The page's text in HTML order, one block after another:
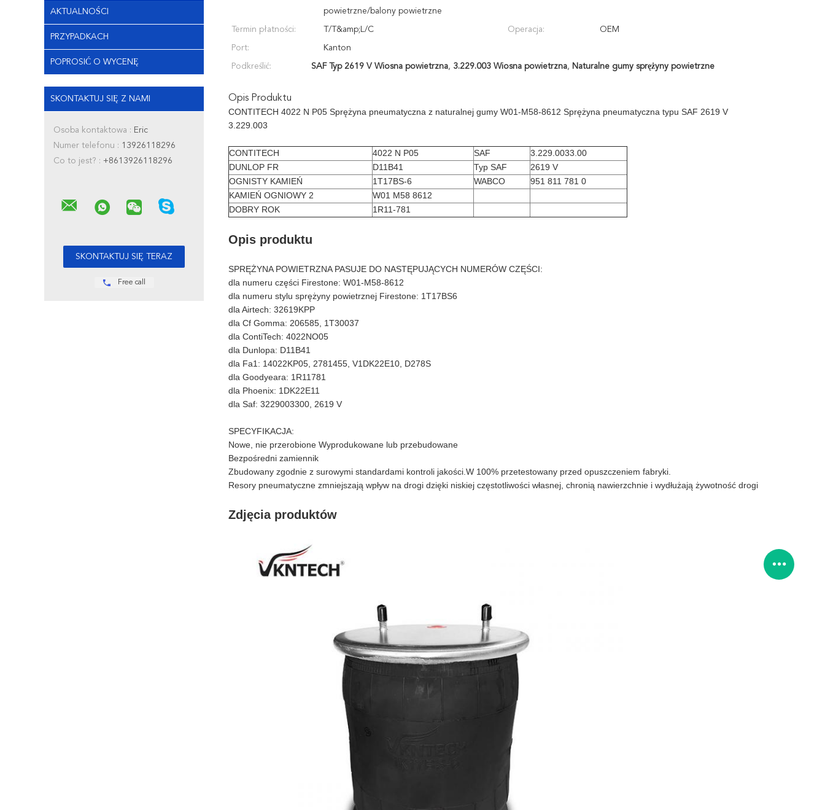
AKTUALNOŚCI
PRZYPADKACH
POPROSIĆ O WYCENĘ
SKONTAKTUJ SIĘ Z NAMI
Osoba kontaktowa : Eric
Numer telefonu : 13926118296
Co to jest? : +8613926118296
Free call
powietrzne/balony powietrzne
Termin płatności: T/T&amp;L/C Operacja: OEM
Port: Kanton
Podkreślić: SAF Typ 2619 V Wiosna powietrzna, 3.229.003 Wiosna powietrzna, Naturalne gumy sprężyny powietrzne
Opis Produktu
CONTITECH 4022 N P05 Sprężyna pneumatyczna z naturalnej gumy W01-M58-8612 Sprężyna pneumatyczna typu SAF 2619 V
3.229.003
CONTITECH 4022 N P05 SAF
3.229.0033.00
DUNLOP FR
D11B41 Typ SAF
2619 V
OGNISTY KAMIEŃ
1T17BS-6 WABCO
951 811 781 0
KAMIEŃ OGNIOWY 2
W01 M58 8612
DOBRY ROK
1R11-781
Opis produktu
SPRĘŻYNA POWIETRZNA PASUJE DO NASTĘPUJĄCYCH NUMERÓW CZĘŚCI:
dla numeru części Firestone: W01-M58-8612
dla numeru stylu sprężyny powietrznej Firestone: 1T17BS6
dla Airtech: 32619KPP
dla Cf Gomma: 206585, 1T30037
dla ContiTech: 4022NO05
dla Dunlopa: D11B41
dla Fa1: 14022KP05, 2781455, V1DK22E10, D278S
dla Goodyeara: 1R11781
dla Phoenix: 1DK22E11
dla Saf: 3229003300, 2619 V
SPECYFIKACJA:
Nowe, nie przerobione Wyprodukowane lub przebudowane
Bezpośredni zamiennik
Zbudowany zgodnie z surowymi standardami kontroli jakości.W 100% przetestowany przed opuszczeniem fabryki.
Resory pneumatyczne zmniejszają wpływ na drogi dzięki niskiej częstotliwości własnej, chronią nawierzchnie i wydłużają żywotność drogi
Zdjęcia produktów